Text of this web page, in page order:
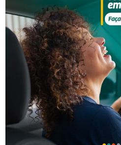
Grave acidente na BR-101
caminhões deixa um
Segurança
Corpo de homem é